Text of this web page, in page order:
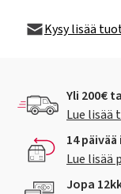
Kysy lisää
Yli 200€
Lue
14
Lue lisää
Jopa